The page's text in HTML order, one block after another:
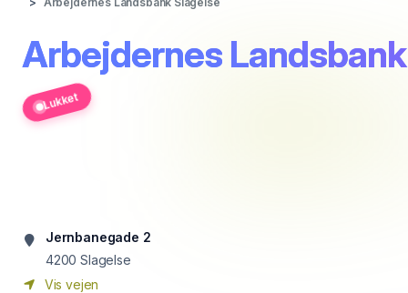
Arbejdernes
Lukket
Jernbanegade 2
4200 Slagelse
Vis vejen